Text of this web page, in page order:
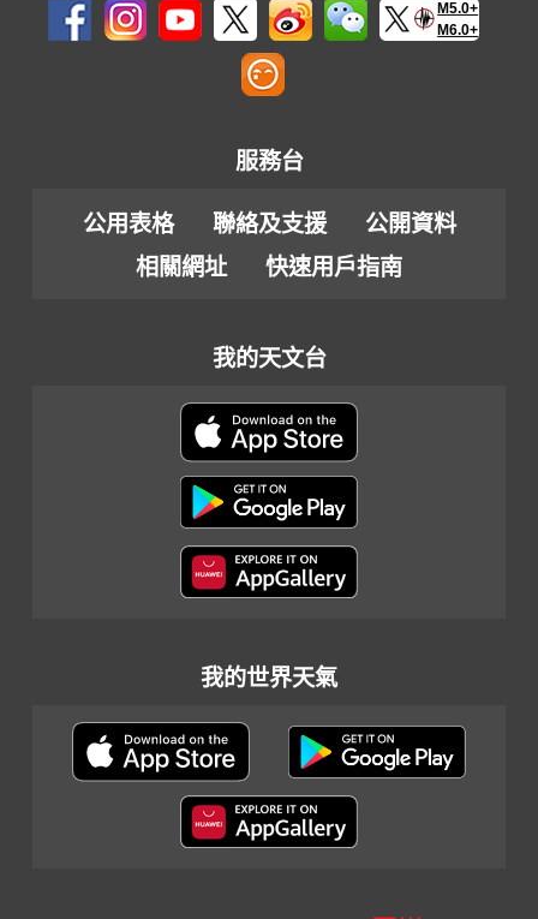
M5.0+
M6.0+
服務台
公用表格 聯絡及支援
公開資料
相關網址
快速用戶指南
我的天文台
我的世界天氣